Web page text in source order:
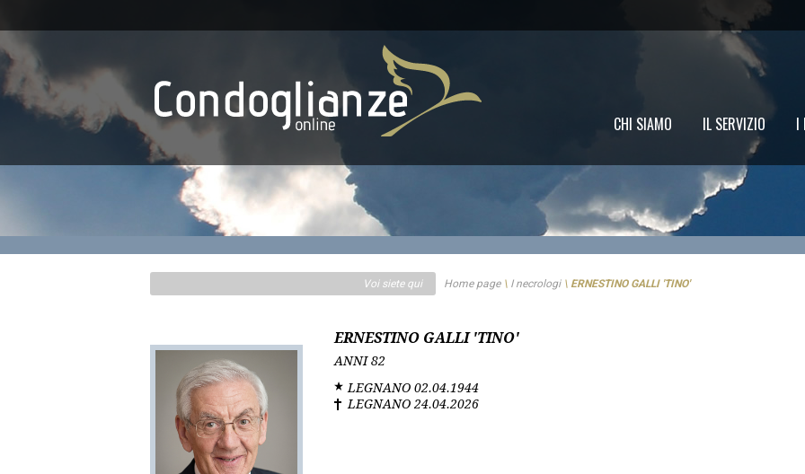
I
IL SERVIZIO
CHI SIAMO
Voi siete qui Home page\ I necrologi\ ERNESTINO GALLI 'TINO'
ERNESTINO GALLI 'TINO'
ANNI82
LEGNANO 02.04.1944
LEGNANO 24.04.2026